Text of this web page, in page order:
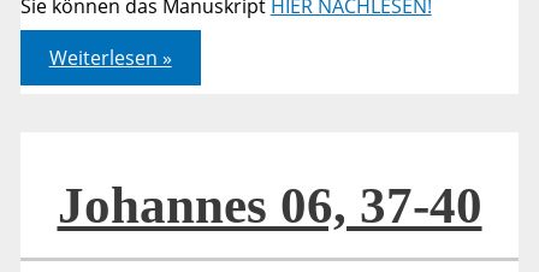
Sie können das Manuskript HIER NACHLESEN!
Johannes
06,
37-
Weiterlesen »
Johannes 06, 37-40